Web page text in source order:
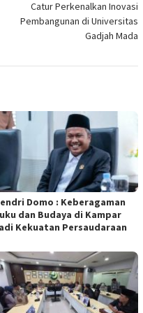
Catur Perkenalkan Inovasi
Pembangunan di Universitas
Gadjah Mada
Domo : Keberagaman
dan Budaya di Kampar
Kekuatan Persaudaraan